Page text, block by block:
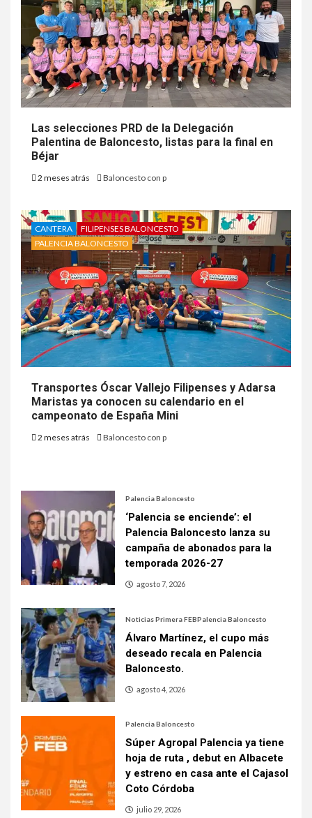
Las selecciones PRD de la Delegación
Palentina de Baloncesto, listas para la final en
Béjar
2 meses atrás Baloncesto con p
CANTERA
FILIPENSES BALONCESTO
PALENCIA BALONCESTO
Transportes Óscar Vallejo Filipenses y Adarsa
Maristas ya conocen su calendario en el
campeonato de España Mini
2 meses atrás Baloncesto con p
Palencia Baloncesto
‘Palencia se enciende’: el
Palencia Baloncesto lanza su
campaña de abonados para la
temporada 2026-27
agosto 7, 2026
Noticias Primera FEBPalencia Baloncesto
Álvaro Martínez, el cupo más
deseado recala en Palencia
Baloncesto.
agosto 4, 2026
Palencia Baloncesto
Súper Agropal Palencia ya tiene
hoja de ruta , debut en Albacete
y estreno en casa ante el Cajasol
Coto Córdoba
julio 29, 2026